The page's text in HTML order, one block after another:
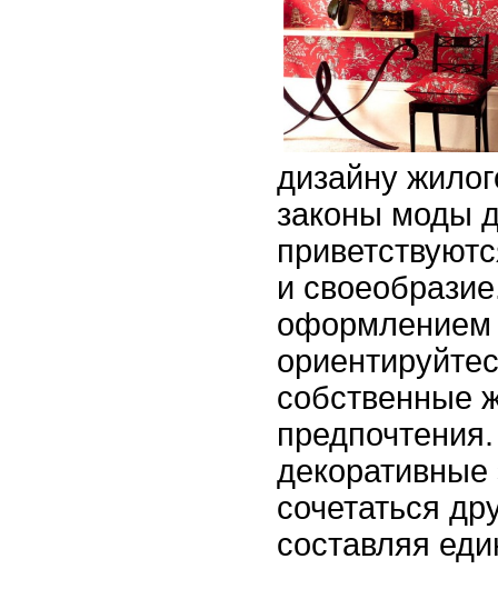
дизайну
законы моды
и
оформлением
собственные
сочетаться
составляя